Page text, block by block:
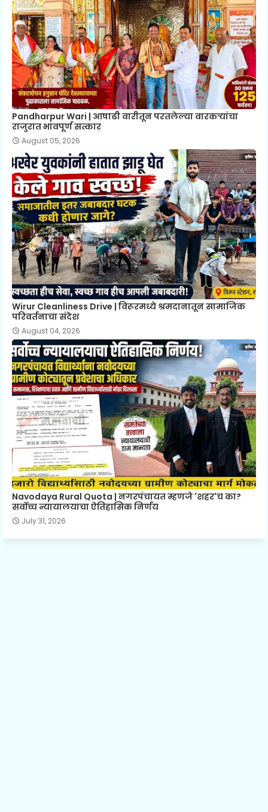
Pandharpur Wari | आषाढी वारीतून परतलेल्या वारकऱ्यांचा
राजुरात भावपूर्ण सत्कार
August 05, 2026
Wirur Cleanliness Drive | विरूरमध्ये श्रमदानातून सामाजिक
परिवर्तनाचा संदेश
August 04, 2026
Navodaya Rural Quota | नगरपंचायत म्हणजे 'शहर'च का?
सर्वोच्च न्यायालयाचा ऐतिहासिक निर्णय
July 31, 2026